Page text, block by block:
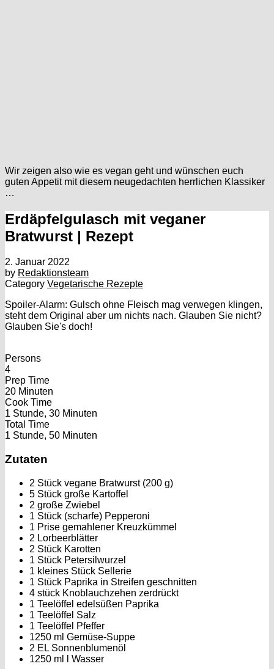
Wir zeigen also wie es vegan geht und wünschen euch
guten Appetit mit diesem neugedachten herrlichen Klassiker
…
Erdäpfelgulasch mit veganer
Bratwurst | Rezept
2. Januar 2022
by Redaktionsteam
Category Vegetarische Rezepte
Spoiler-Alarm: Gulsch ohne Fleisch mag verwegen klingen,
steht dem Original aber um nichts nach. Glauben Sie nicht?
Glauben Sie's doch!
Persons
4
Prep Time
20 Minuten
Cook Time
1 Stunde, 30 Minuten
Total Time
1 Stunde, 50 Minuten
Zutaten
2 Stück vegane Bratwurst (200 g)
5 Stück große Kartoffel
2 große Zwiebel
1 Stück (scharfe) Pepperoni
1 Prise gemahlener Kreuzkümmel
2 Lorbeerblätter
2 Stück Karotten
1 Stück Petersilwurzel
1 kleines Stück Sellerie
1 Stück Paprika in Streifen geschnitten
4 stück Knoblauchzehen zerdrückt
1 Teelöffel edelsüßen Paprika
1 Teelöffel Salz
1 Teelöffel Pfeffer
1250 ml Gemüse-Suppe
2 EL Sonnenblumenöl
1250 ml l Wasser